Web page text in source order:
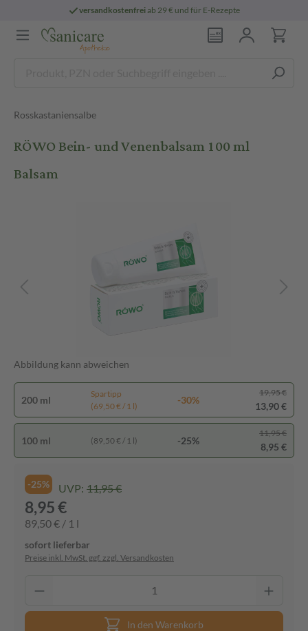
versandkostenfreiab 29 € und für E-Rezepte
Rosskastaniensalbe
RÖWO Bein- und Venenbalsam 100 ml
Balsam
Abbildung kann abweichen
200 ml
Spartipp
(69,50 € / 1 l)
-30%
19,95 €
13,90 €
100 ml (89,50 € / 1 l) -25%
11,95 €
8,95 €
-25% UVP: 11,95 €
8,95 €
89,50 € / 1 l
sofort lieferbar
Preise inkl. MwSt. ggf. zzgl. Versandkosten
In den Warenkorb